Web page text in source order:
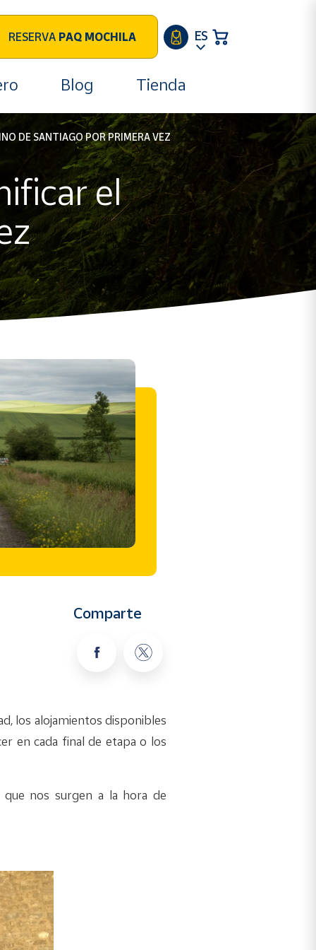
RESERVA PAQ MOCHILA ES
Blog Tienda
DE SANTIAGO POR PRIMERA VEZ
el
Comparte
los alojamientos disponibles
en cada final de etapa o los
que nos surgen a la hora de